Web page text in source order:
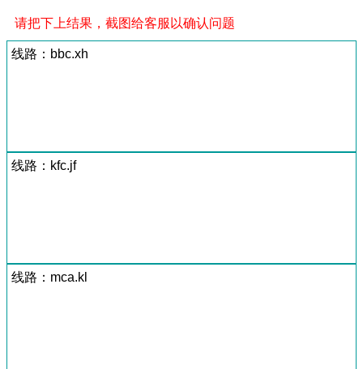
请把下上结果，截图给客服以确认问题
线路：bbc.xh
线路：kfc.jf
线路：mca.kl